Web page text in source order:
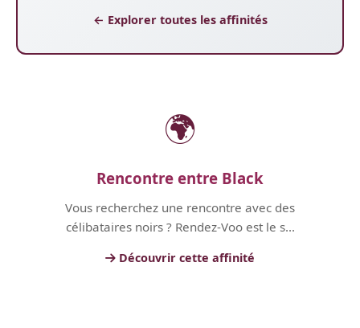
← Explorer toutes les affinités
🌍
Rencontre entre Black
Vous recherchez une rencontre avec des
célibataires noirs ? Rendez-Voo est le s...
Découvrir cette affinité